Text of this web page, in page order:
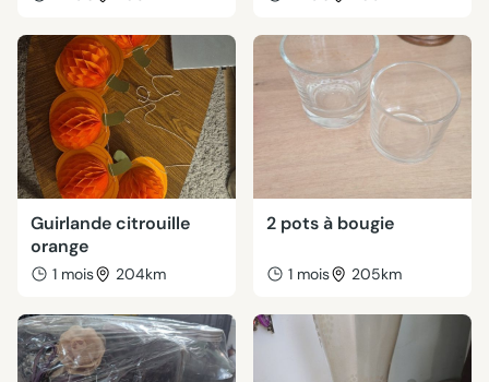
Guirlande citrouille
orange
1 mois 204km
2 pots à bougie
1 mois 205km